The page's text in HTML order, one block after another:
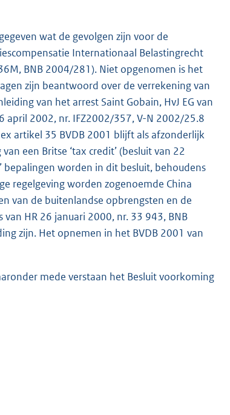
wat de gevolgen zijn voor de
Internationaal Belastingrecht
BNB 2004/281). Niet opgenomen is het
zijn beantwoord over de verrekening van
van het arrest Saint Gobain, HvJ EG van
april 2002, nr. IFZ2002/357, V-N 2002/25.8
artikel 35 BVDB 2001 blijft als afzonderlijk
een Britse ‘tax credit’ (besluit van 22
bepalingen worden in dit besluit, behoudens
regelgeving worden zogenoemde China
van de buitenlandse opbrengsten en de
HR 26 januari 2000, nr. 33 943, BNB
zijn. Het opnemen in het BVDB 2001 van
mede verstaan het Besluit voorkoming